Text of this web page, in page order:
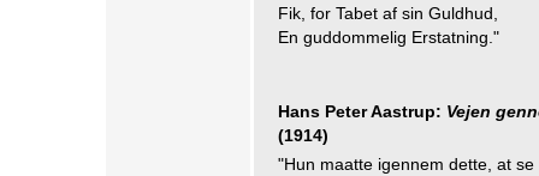
Fik, for Tabet af sin Guldhud,
En guddommelig Erstatning."
Hans Peter Aastrup: Vejen
(1914)
"Hun maatte igennem dette, at